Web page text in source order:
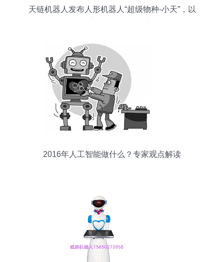
天链机器人发布人形机器人“超级物种-小天”，以
2016年人工智能做什么？专家观点解读